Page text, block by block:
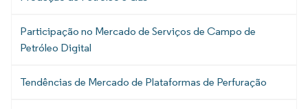
Participação no Mercado de Serviços de Campo de
Petróleo Digital
Tendências de Mercado de Plataformas de Perfuração